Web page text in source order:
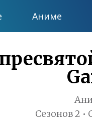
Аниме
Сезонов 2 •